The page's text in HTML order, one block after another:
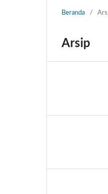
Beranda /
Arsip